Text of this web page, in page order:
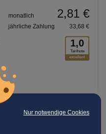
Nur notwendige Cookies
1,0
Tarifnote
excellent
monatlich 2,81 €
jährliche Zahlung 33,68 €